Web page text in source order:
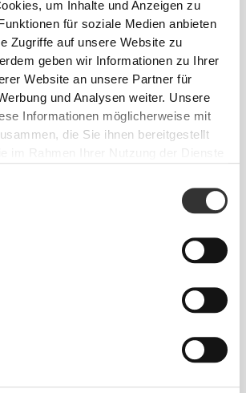
um Inhalte und Anzeigen zu
für soziale Medien anbieten
Zugriffe auf unsere Website zu
geben wir Informationen zu Ihrer
Website an unsere Partner für
und Analysen weiter. Unsere
Informationen möglicherweise mit
die Sie ihnen bereitgestellt
Deine bequeme,
für einen lässigen Look.
SAUM
Vom Schritt
gemessen
(cm)/(in)
77
5/16